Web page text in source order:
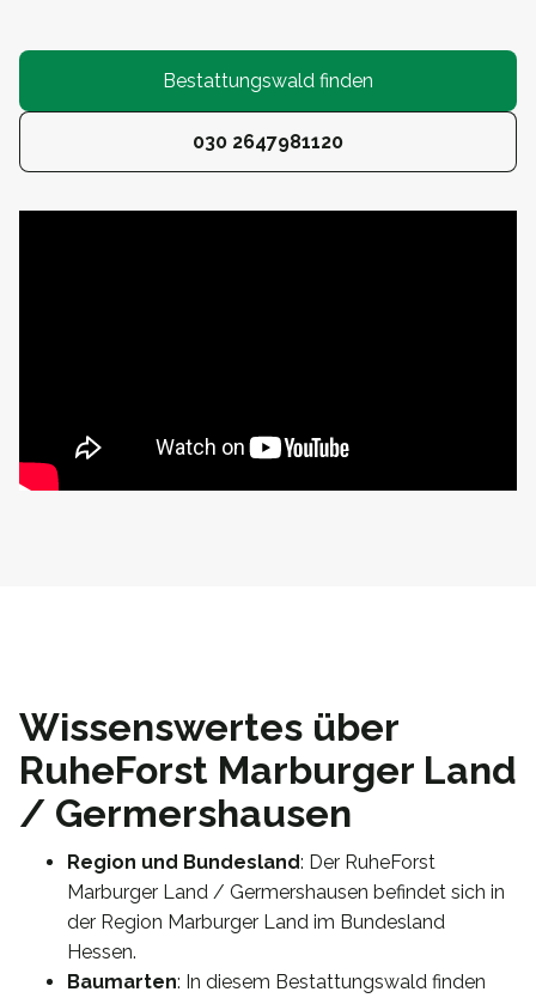
Bestattungswald finden
030 2647981120
Wissenswertes über
RuheForst Marburger Land
/ Germershausen
Region und Bundesland: Der RuheForst
Marburger Land / Germershausen befindet sich in
der Region Marburger Land im Bundesland
Hessen.
Baumarten: In diesem Bestattungswald finden